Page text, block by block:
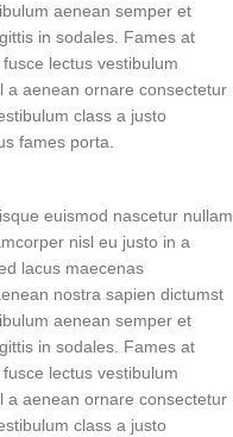
aenean semper et
in sodales. Fames at
lectus vestibulum
a aenean ornare consectetur
class a justo
fames porta.
euismod nascetur nullam
nisl eu justo in a
lacus maecenas
nostra sapien dictumst
aenean semper et
in sodales. Fames at
lectus vestibulum
a aenean ornare consectetur
class a justo